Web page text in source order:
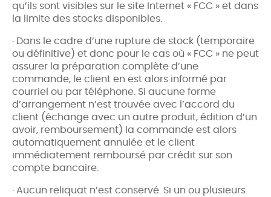
qu’ils sont visibles sur le site Internet « FCC » et dans
la limite des stocks disponibles.
· Dans le cadre d’une rupture de stock (temporaire
ou définitive) et donc pour le cas où « FCC » ne peut
assurer la préparation complète d’une
commande, le client en est alors informé par
courriel ou par téléphone. Si aucune forme
d’arrangement n’est trouvée avec l’accord du
client (échange avec un autre produit, édition d’un
avoir, remboursement) la commande est alors
automatiquement annulée et le client
immédiatement remboursé par crédit sur son
compte bancaire.
· Aucun reliquat n’est conservé. Si un ou plusieurs